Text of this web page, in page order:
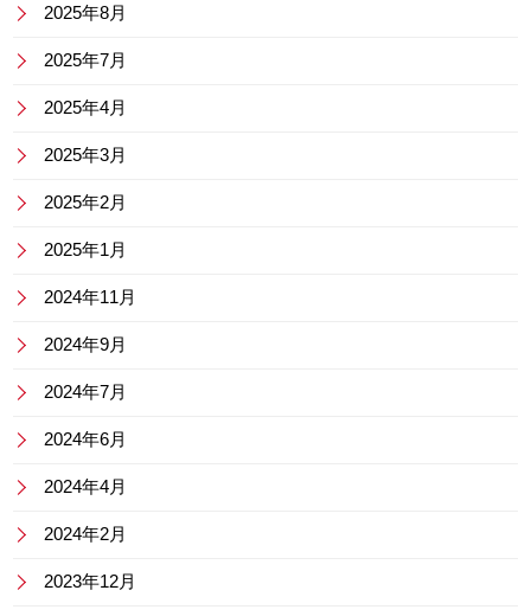
2025年8月
2025年7月
2025年4月
2025年3月
2025年2月
2025年1月
2024年11月
2024年9月
2024年7月
2024年6月
2024年4月
2024年2月
2023年12月